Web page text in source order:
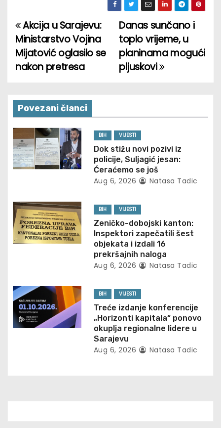
P
o
s
n
a
v
i
a
t
n
Danas sunčano i
toplo vrijeme, u
planinama mogući
pljuskovi
Akcija u Sarajevu:
Ministarstvo Vojina
Mijatović oglasilo se
nakon pretresa
Povezani članci
BIH VIJESTI
Dok stižu novi pozivi iz
policije, Suljagić jesan:
Ćeraćemo se još
Aug 6, 2026 Natasa Tadic
BIH VIJESTI
Zeničko-dobojski kanton:
Inspektori zapečatili šest
objekata i izdali 16
prekršajnih naloga
Aug 6, 2026 Natasa Tadic
BIH VIJESTI
Treće izdanje konferencije
„Horizonti kapitala“ ponovo
okuplja regionalne lidere u
Sarajevu
Aug 6, 2026 Natasa Tadic